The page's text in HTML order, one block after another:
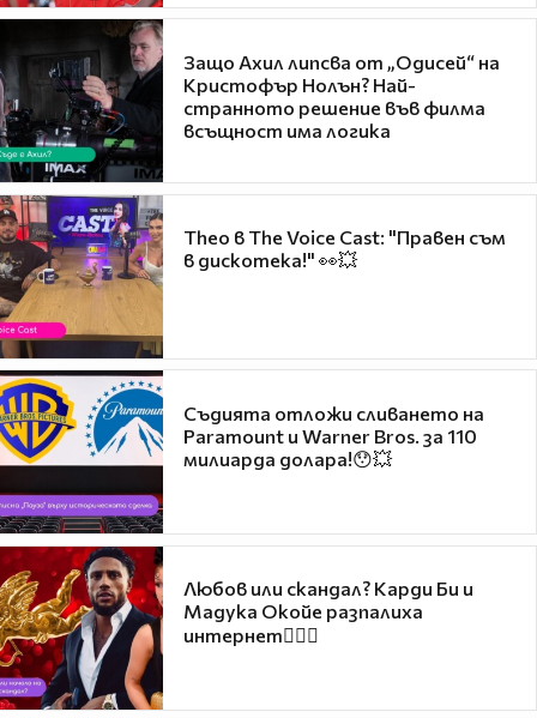
Защо Ахил липсва от „Одисей“ на
Кристофър Нолън? Най-
странното решение във филма
всъщност има логика
Theo в The Voice Cast: "Правен съм
в дискотека!" 👀💥
Съдията отложи сливането на
Paramount и Warner Bros. за 110
милиарда долара!😯💥
Любов или скандал? Карди Би и
Мадука Окойе разпалиха
интернет❤️‍🔥🔥